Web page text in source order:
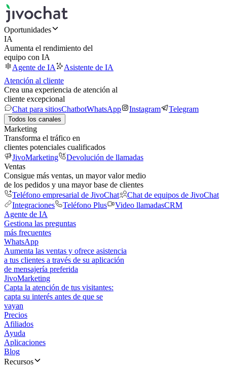
Oportunidades
IA
Aumenta el rendimiento del
equipo con IA
Agente de IA
Asistente de IA
Atención al cliente
Crea una experiencia de atención al
cliente excepcional
Chat para sitiosChatbotWhatsApp Instagram Telegram
Todos los canales
Marketing
Transforma el tráfico en
clientes potenciales cualificados
JivoMarketing
Devolución de llamadas
Ventas
Consigue más ventas, un mayor valor medio
de los pedidos y una mayor base de clientes
Teléfono empresarial de JivoChat
Chat de equipos de JivoChat
Integraciones
Teléfono Plus Video llamadasCRM
Agente de IA
Gestiona las preguntas
más frecuentes
WhatsApp
Aumenta las ventas y ofrece asistencia
a tus clientes a través de su aplicación
de mensajería preferida
JivoMarketing
Capta la atención de tus visitantes:
capta su interés antes de que se
vayan
Precios
Afiliados
Ayuda
Aplicaciones
Blog
Recursos